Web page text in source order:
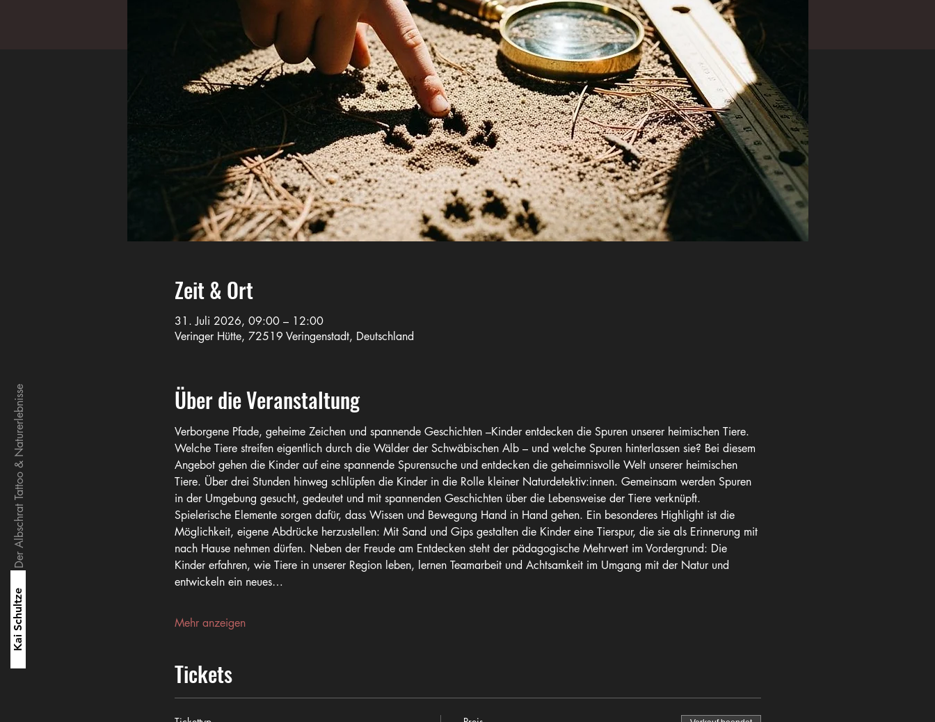
Kai Schultze
Der Albschrat Tattoo & Naturerlebnisse
Zeit & Ort
31. Juli 2026, 09:00 – 12:00
Veringer Hütte, 72519 Veringenstadt, Deutschland
Über die Veranstaltung
Verborgene Pfade, geheime Zeichen und spannende Geschichten –Kinder entdecken die Spuren unserer heimischen Tiere.
Welche Tiere streifen eigentlich durch die Wälder der Schwäbischen Alb – und welche Spuren hinterlassen sie? Bei diesem
Angebot gehen die Kinder auf eine spannende Spurensuche und entdecken die geheimnisvolle Welt unserer heimischen
Tiere. Über drei Stunden hinweg schlüpfen die Kinder in die Rolle kleiner Naturdetektiv:innen. Gemeinsam werden Spuren
in der Umgebung gesucht, gedeutet und mit spannenden Geschichten über die Lebensweise der Tiere verknüpft.
Spielerische Elemente sorgen dafür, dass Wissen und Bewegung Hand in Hand gehen. Ein besonderes Highlight ist die
Möglichkeit, eigene Abdrücke herzustellen: Mit Sand und Gips gestalten die Kinder eine Tierspur, die sie als Erinnerung mit
nach Hause nehmen dürfen. Neben der Freude am Entdecken steht der pädagogische Mehrwert im Vordergrund: Die
Kinder erfahren, wie Tiere in unserer Region leben, lernen Teamarbeit und Achtsamkeit im Umgang mit der Natur und
entwickeln ein neues…
Mehr anzeigen
Tickets